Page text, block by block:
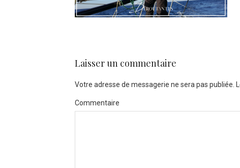
Laisser un commentaire
Votre adresse de messagerie ne sera pas publiée.
Commentaire